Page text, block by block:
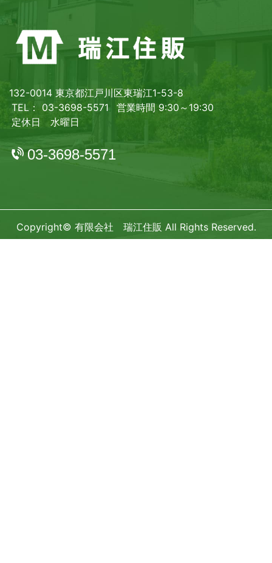
132-0014 東京都江戸川区東瑞江1-53-8
TEL： 03-3698-5571
営業時間 9:30～19:30
定休日 水曜日
03-3698-5571
Copyright© 有限会社 瑞江住販 All Rights Reserved.